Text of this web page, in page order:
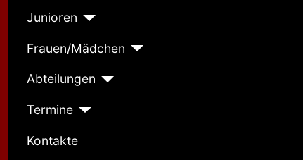
Junioren
Frauen/Mädchen
Abteilungen
Termine
Kontakte